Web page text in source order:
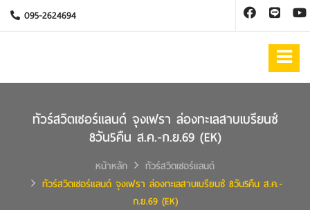
095-2624694
ทัวร์สวิตเซอร์แลนด์ จุงเฟรา ล่องทะเลสาบเบรียนซ์
8วัน5คืน ส.ค.-ก.ย.69 (EK)
หน้าหลัก
ทัวร์สวิตเซอร์แลนด์
ทัวร์สวิตเซอร์แลนด์ จุงเฟรา ล่องทะเลสาบเบรียนซ์ 8วัน5คืน ส.ค.-
ก.ย.69 (EK)